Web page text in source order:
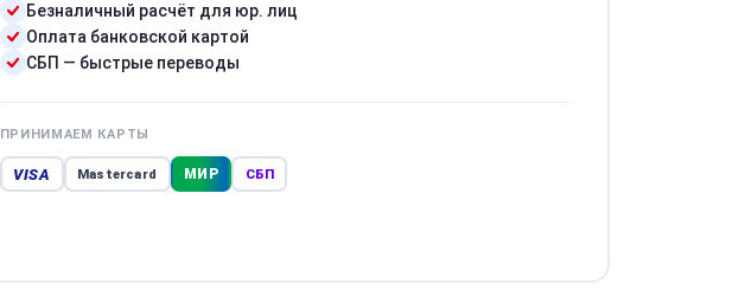
Безналичный расчёт для юр. лиц
Оплата банковской картой
СБП — быстрые переводы
ПРИНИМАЕМ КАРТЫ
VISA Mastercard МИР СБП